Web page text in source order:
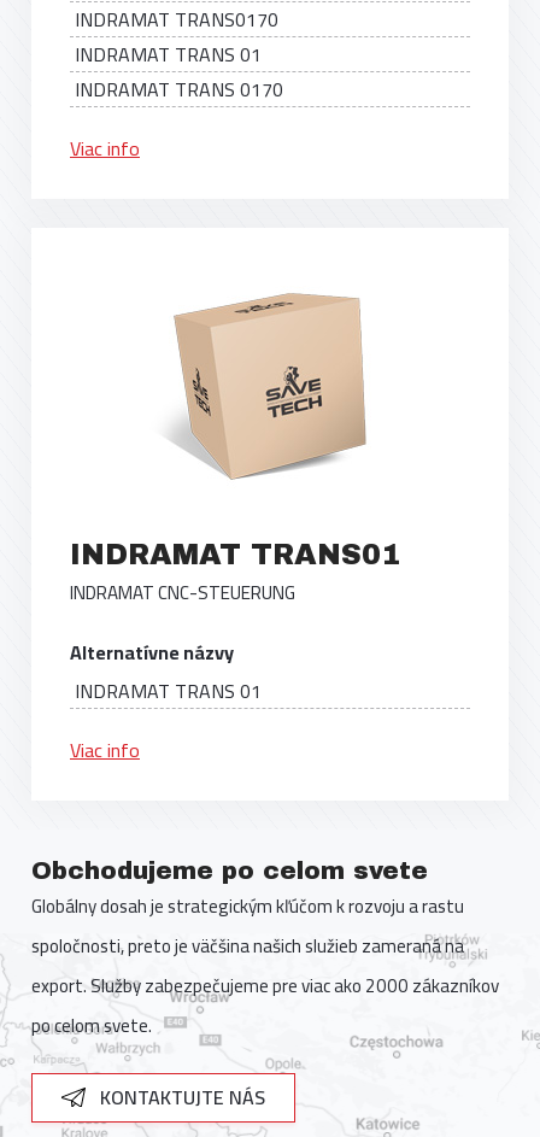
INDRAMAT TRANS0170
INDRAMAT TRANS 01
INDRAMAT TRANS 0170
Viac info
INDRAMAT TRANS01
INDRAMAT CNC-STEUERUNG
Alternatívne názvy
INDRAMAT TRANS 01
Viac info
Obchodujeme po celom svete
Globálny dosah je strategickým kľúčom k rozvoju a rastu
spoločnosti, preto je väčšina našich služieb zameraná na
export. Služby zabezpečujeme pre viac ako 2000 zákazníkov
po celom svete.
KONTAKTUJTE NÁS